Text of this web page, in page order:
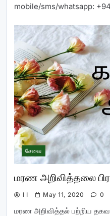
mobile/sms/whatsapp:
சேவை
மரண அறிவித்தலை
I I May 11, 2020 0
மரண அறிவித்தல் பற்றிய